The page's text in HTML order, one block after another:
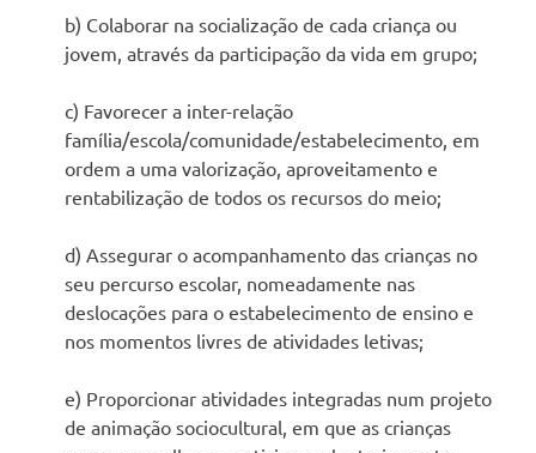
através
atividades
tempos
livres
terceira
idade,
b) Colaborar na socialização de cada criança ou
jovem, através da participação da vida em grupo;
c) Favorecer a inter-relação
família/escola/comunidade/estabelecimento, em
ordem a uma valorização, aproveitamento e
rentabilização de todos os recursos do meio;
d) Assegurar o acompanhamento das crianças no
seu percurso escolar, nomeadamente nas
deslocações para o estabelecimento de ensino e
nos momentos livres de atividades letivas;
e) Proporcionar atividades integradas num projeto
de animação sociocultural, em que as crianças